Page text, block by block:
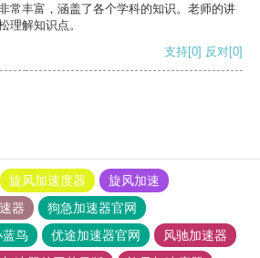
常丰富，涵盖了各个学科的知识。老师的讲
理解知识点。
支持[0] 反对[0]
旋风加速度器
旋风加速
器
狗急加速器官网
蓝鸟 优途加速器官网
风驰加速器